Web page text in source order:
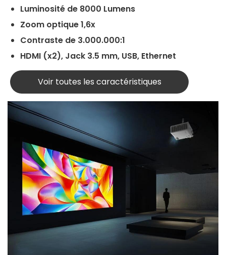
Luminosité de 8000 Lumens
Zoom optique 1,6x
Contraste de 3.000.000:1
HDMI (x2), Jack 3.5 mm, USB, Ethernet
Voir toutes les caractéristiques